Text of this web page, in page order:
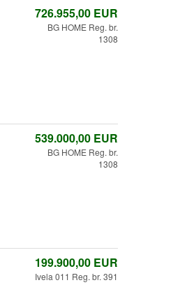
726.955,00EUR
BG HOME Reg. br.
1308
539.000,00EUR
BG HOME Reg. br.
1308
199.900,00EUR
Ivela 011 Reg. br. 391